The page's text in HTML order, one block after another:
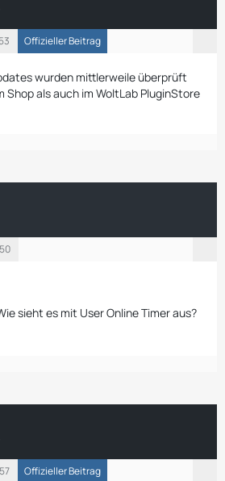
Offizieller Beitrag
wurden mittlerweile überprüft
Shop als auch im WoltLab PluginStore
sieht es mit User Online Timer aus?
Offizieller Beitrag